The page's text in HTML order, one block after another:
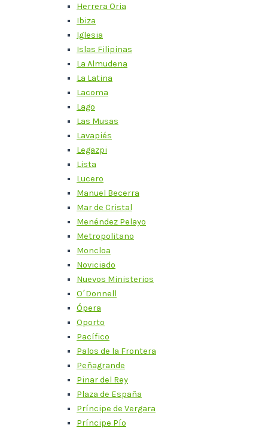
Herrera Oria
Ibiza
Iglesia
Islas Filipinas
La Almudena
La Latina
Lacoma
Lago
Las Musas
Lavapiés
Legazpi
Lista
Lucero
Manuel Becerra
Mar de Cristal
Menéndez Pelayo
Metropolitano
Moncloa
Noviciado
Nuevos Ministerios
O´Donnell
Ópera
Oporto
Pacífico
Palos de la Frontera
Peñagrande
Pinar del Rey
Plaza de España
Príncipe de Vergara
Príncipe Pío